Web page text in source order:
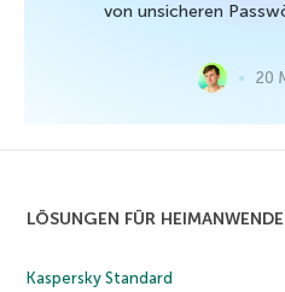
von unsicheren
20
LÖSUNGEN FÜR
Kaspersky Standard